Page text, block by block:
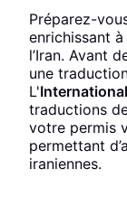
Préparez-
enrichissant
l’Iran. Avant
une
L'
traductions
votre permis
permettant
iraniennes.